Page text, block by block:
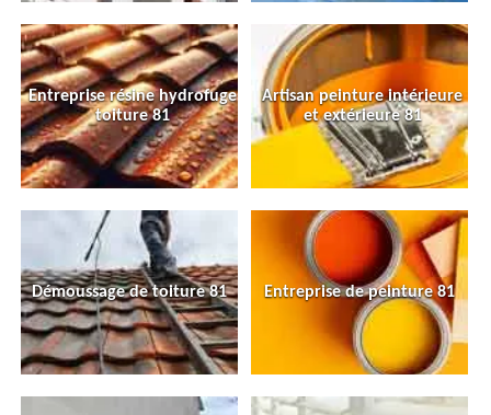
Entreprise résine hydrofuge
toiture 81
Artisan peinture intérieure
et extérieure 81
Démoussage de toiture 81 Entreprise de peinture 81